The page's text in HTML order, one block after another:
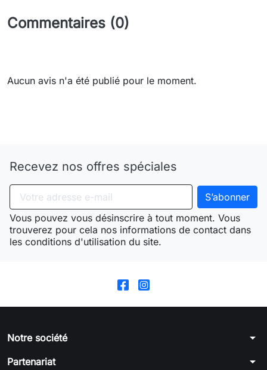
Commentaires (0)
Aucun avis n'a été publié pour le moment.
Recevez nos offres spéciales
Vous pouvez vous désinscrire à tout moment. Vous
trouverez pour cela nos informations de contact dans
les conditions d'utilisation du site.
Notre société arrow_drop_down
Partenariat arrow_drop_down